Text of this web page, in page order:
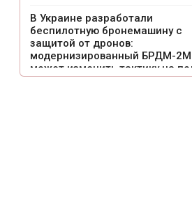
В Украине разработали
беспилотную бронемашину с
защитой от дронов:
модернизированный БРДМ-2М
может изменить тактику на
боя